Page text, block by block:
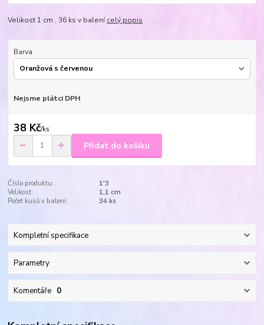
Velikost 1 cm , 36 ks v balenícelý popis
Barva
Nejsme plátci DPH
38 Kč/ks
Přidat do košíku
Číslo produktu:
1'3
Velikost:
1,1 cm
Počet kusů v balení:
34 ks
Kompletní specifikace
Parametry
Komentáře 0